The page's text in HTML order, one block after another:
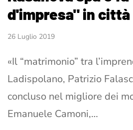
d'impresa" in città
26 Luglio 2019
«Il “matrimonio” tra
Ladispolano, Patrizio
concluso nel migliore dei
Emanuele Camoni,…